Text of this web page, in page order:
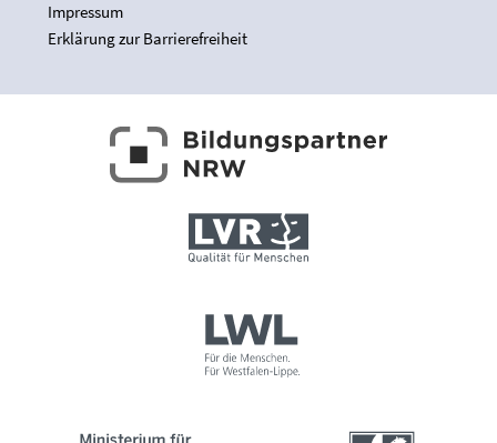
Impressum
Erklärung zur Barrierefreiheit